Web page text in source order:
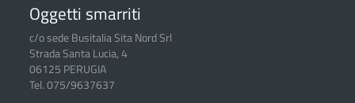
Oggetti smarriti
c/o sede Busitalia Sita Nord Srl
Strada Santa Lucia, 4
06125 PERUGIA
Tel. 075/9637637